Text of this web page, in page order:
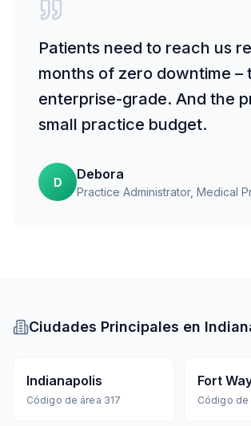
Patients need to reach us
months of zero downtime –
enterprise-grade. And the
small practice budget.
D
Debora
Practice Administrator, Medical
Ciudades Principales en
Indianapolis
Código de área 317
Fort
Código de